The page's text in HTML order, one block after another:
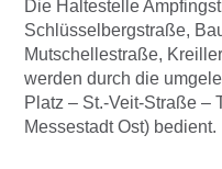
Die Haltestelle
Schlüsselbergstraße,
Mutschellestraße,
werden durch die
Platz – St.-Veit-Straße –
Messestadt Ost) bedient.